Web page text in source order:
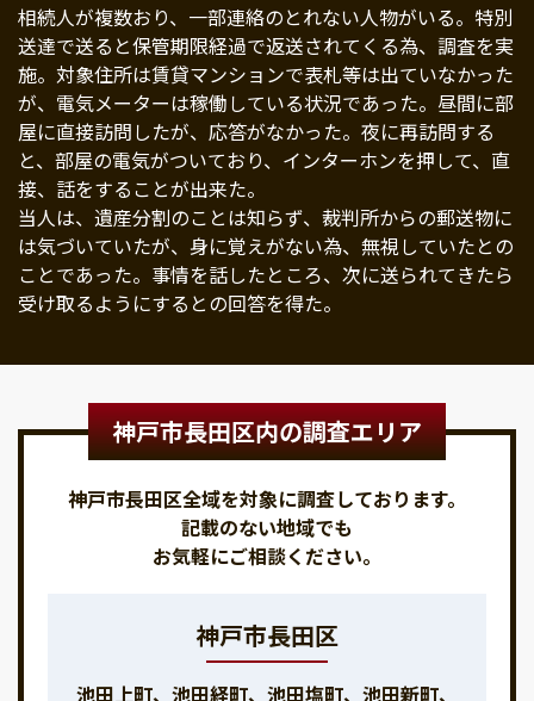
相続人が複数おり、一部連絡のとれない人物がいる。特別
送達で送ると保管期限経過で返送されてくる為、調査を実
施。対象住所は賃貸マンションで表札等は出ていなかった
が、電気メーターは稼働している状況であった。昼間に部
屋に直接訪問したが、応答がなかった。夜に再訪問する
と、部屋の電気がついており、インターホンを押して、直
接、話をすることが出来た。
当人は、遺産分割のことは知らず、裁判所からの郵送物に
は気づいていたが、身に覚えがない為、無視していたとの
ことであった。事情を話したところ、次に送られてきたら
受け取るようにするとの回答を得た。
神戸市長田区内の調査エリア
神戸市長田区全域を対象に調査しております。
記載のない地域でも
お気軽にご相談ください。
神戸市長田区
池田上町、池田経町、池田塩町、池田新町、